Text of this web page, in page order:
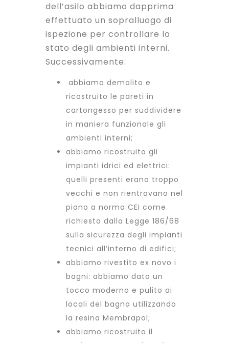
dell’asilo abbiamo dapprima
effettuato un sopralluogo di
ispezione per controllare lo
stato degli ambienti interni.
Successivamente:
abbiamo demolito e
ricostruito le pareti in
cartongesso per suddividere
in maniera funzionale gli
ambienti interni;
abbiamo ricostruito gli
impianti idrici ed elettrici:
quelli presenti erano troppo
vecchi e non rientravano nel
piano a norma CEI come
richiesto dalla Legge 186/68
sulla sicurezza degli impianti
tecnici all’interno di edifici;
abbiamo rivestito ex novo i
bagni: abbiamo dato un
tocco moderno e pulito ai
locali del bagno utilizzando
la resina Membrapol;
abbiamo ricostruito il